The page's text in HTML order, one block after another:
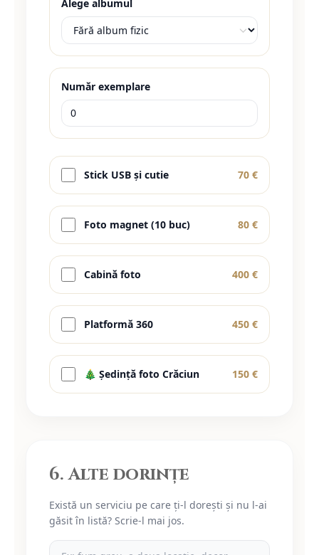
Alege albumul
Număr exemplare
Stick USB și cutie 70 €
Foto magnet (10 buc) 80 €
Cabină foto 400 €
Platformă 360 450 €
🎄 Ședință foto Crăciun 150 €
6. Alte dorințe
Există un serviciu pe care ți-l dorești și nu l-ai
găsit în listă? Scrie-l mai jos.